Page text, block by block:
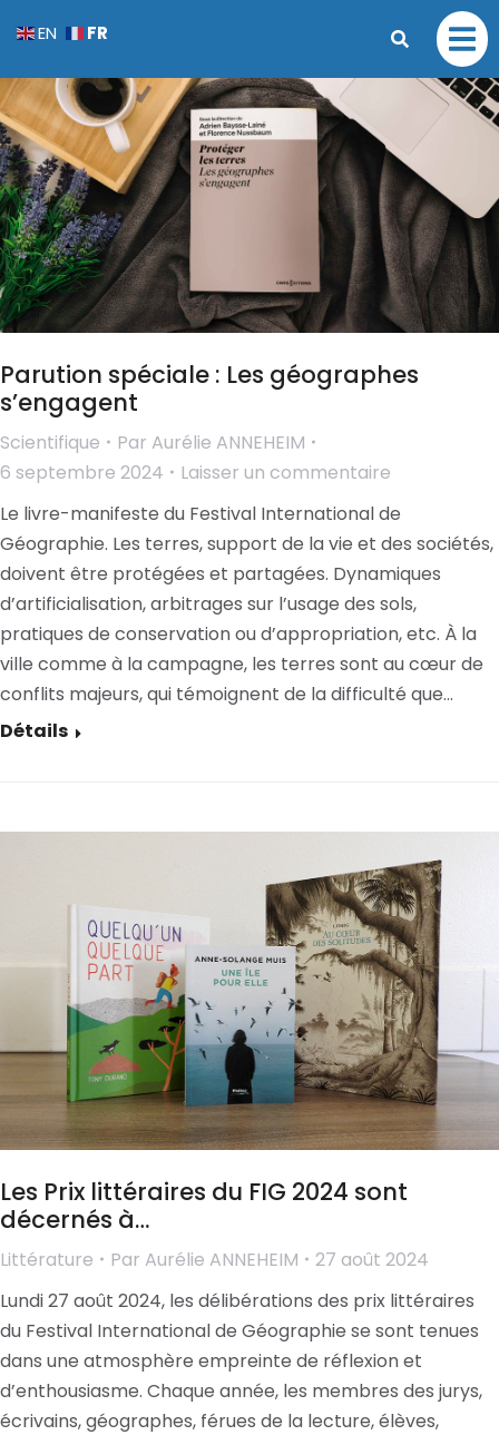
Parution spéciale : Les géographes
s’engagent
Scientifique Par Aurélie ANNEHEIM
6 septembre 2024
Laisser un commentaire
Le livre-manifeste du Festival International de
Géographie. Les terres, support de la vie et des sociétés,
doivent être protégées et partagées. Dynamiques
d’artificialisation, arbitrages sur l’usage des sols,
pratiques de conservation ou d’appropriation, etc. À la
ville comme à la campagne, les terres sont au cœur de
conflits majeurs, qui témoignent de la difficulté que…
Détails
Les Prix littéraires du FIG 2024 sont
décernés à…
Littérature Par Aurélie ANNEHEIM
27 août 2024
Lundi 27 août 2024, les délibérations des prix littéraires
du Festival International de Géographie se sont tenues
dans une atmosphère empreinte de réflexion et
d’enthousiasme. Chaque année, les membres des jurys,
écrivains, géographes, férues de la lecture, élèves,
EN FR